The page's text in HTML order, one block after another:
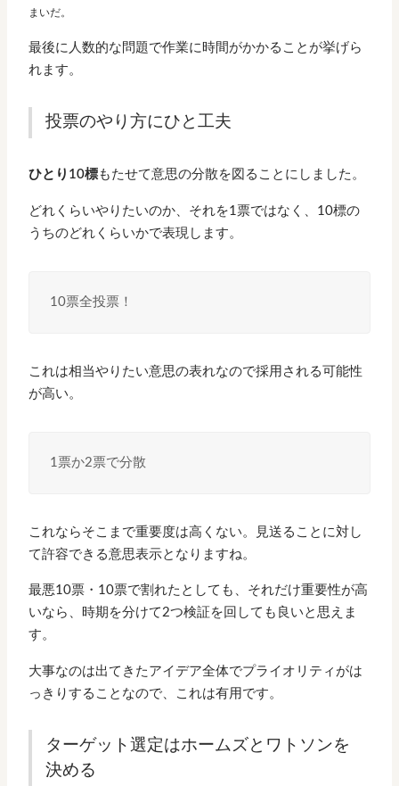
まいだ。
最後に人数的な問題で作業に時間がかかることが挙げら
れます。
投票のやり方にひと工夫
ひとり10標 もたせて意思の分散を図ることにしました。
どれくらいやりたいのか、それを1票ではなく、10標の
うちのどれくらいかで表現します。
10票全投票！
これは相当やりたい意思の表れなので採用される可能性
が高い。
1票か2票で分散
これならそこまで重要度は高くない。見送ることに対し
て許容できる意思表示となりますね。
最悪10票・10票で割れたとしても、それだけ重要性が高
いなら、時期を分けて2つ検証を回しても良いと思えま
す。
大事なのは出てきたアイデア全体でプライオリティがは
っきりすることなので、これは有用です。
ターゲット選定はホームズとワトソンを
決める